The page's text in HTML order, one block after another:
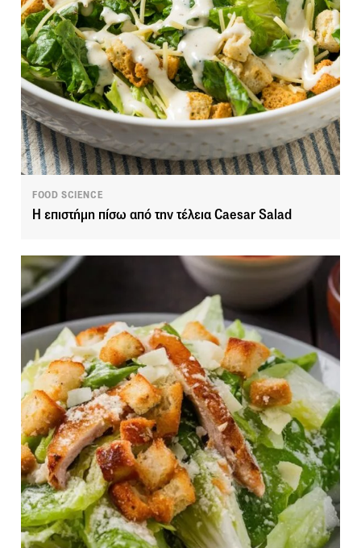
FOOD SCIENCE
Η επιστήμη πίσω από την τέλεια Caesar Salad